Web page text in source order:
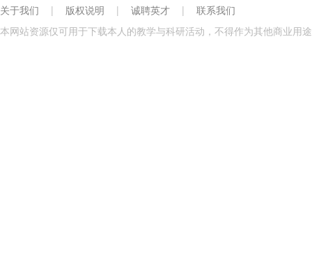
关于我们 | 版权说明 | 诚聘英才 |
联系我们
本网站资源仅可用于下载本人的教学与科研活动，不得作为其他商业用